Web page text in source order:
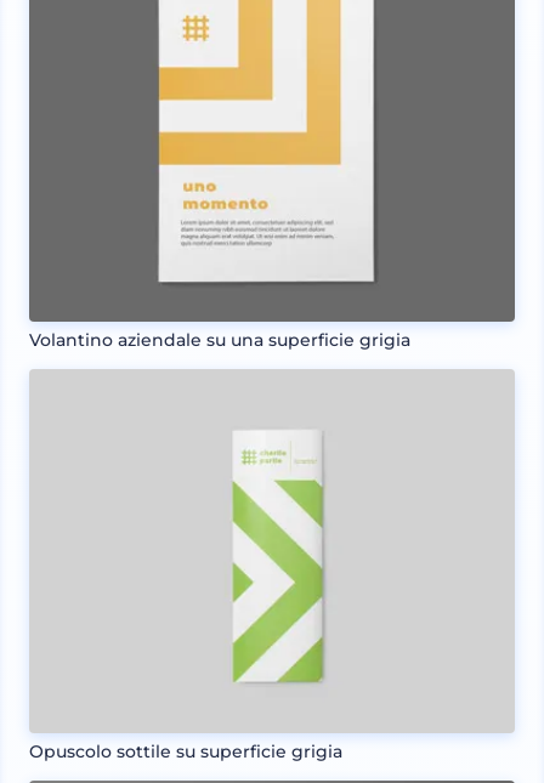
Volantino aziendale su una superficie grigia
Opuscolo sottile su superficie grigia